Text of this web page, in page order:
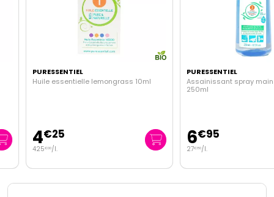
PURESSENTIEL
Huile essentielle lemongrass 10ml
€25
00/l.
PURESSENTIEL
Assainissant spray mains &
250ml
€95
/l.